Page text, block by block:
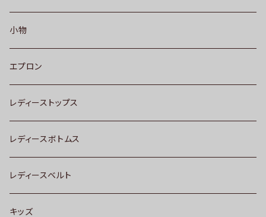
小物
エプロン
レディーストップス
レディースボトムス
レディースベルト
キッズ